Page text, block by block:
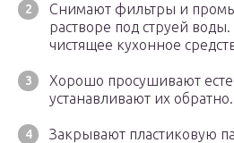
Снимают фильтры и
растворе под струей
чистящее кухонное
Хорошо просушивают
устанавливают их обратно.
Закрывают пластиковую